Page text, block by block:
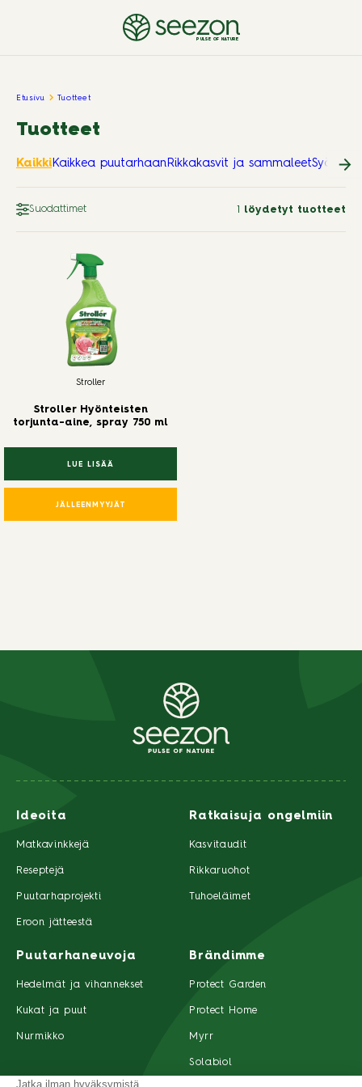
PULSE OF NATURE
Etusivu Tuotteet
Tuotteet
KaikkiKaikkea puutarhaanRikkakasvit ja sammaleet
Suodattimet 1 löydetyt tuotteet
Stroller
Stroller Hyönteisten
torjunta-aine, spray 750 ml
LUE LISÄÄ
JÄLLEENMYYJÄT
Ideoita
Matkavinkkejä
Reseptejä
Puutarhaprojekti
Eroon jätteestä
Ratkaisuja ongelmiin
Kasvitaudit
Rikkaruohot
Tuhoeläimet
Puutarhaneuvoja
Hedelmät ja vihannekset
Kukat ja puut
Nurmikko
Brändimme
Protect Garden
Protect Home
Myrr
Solabiol